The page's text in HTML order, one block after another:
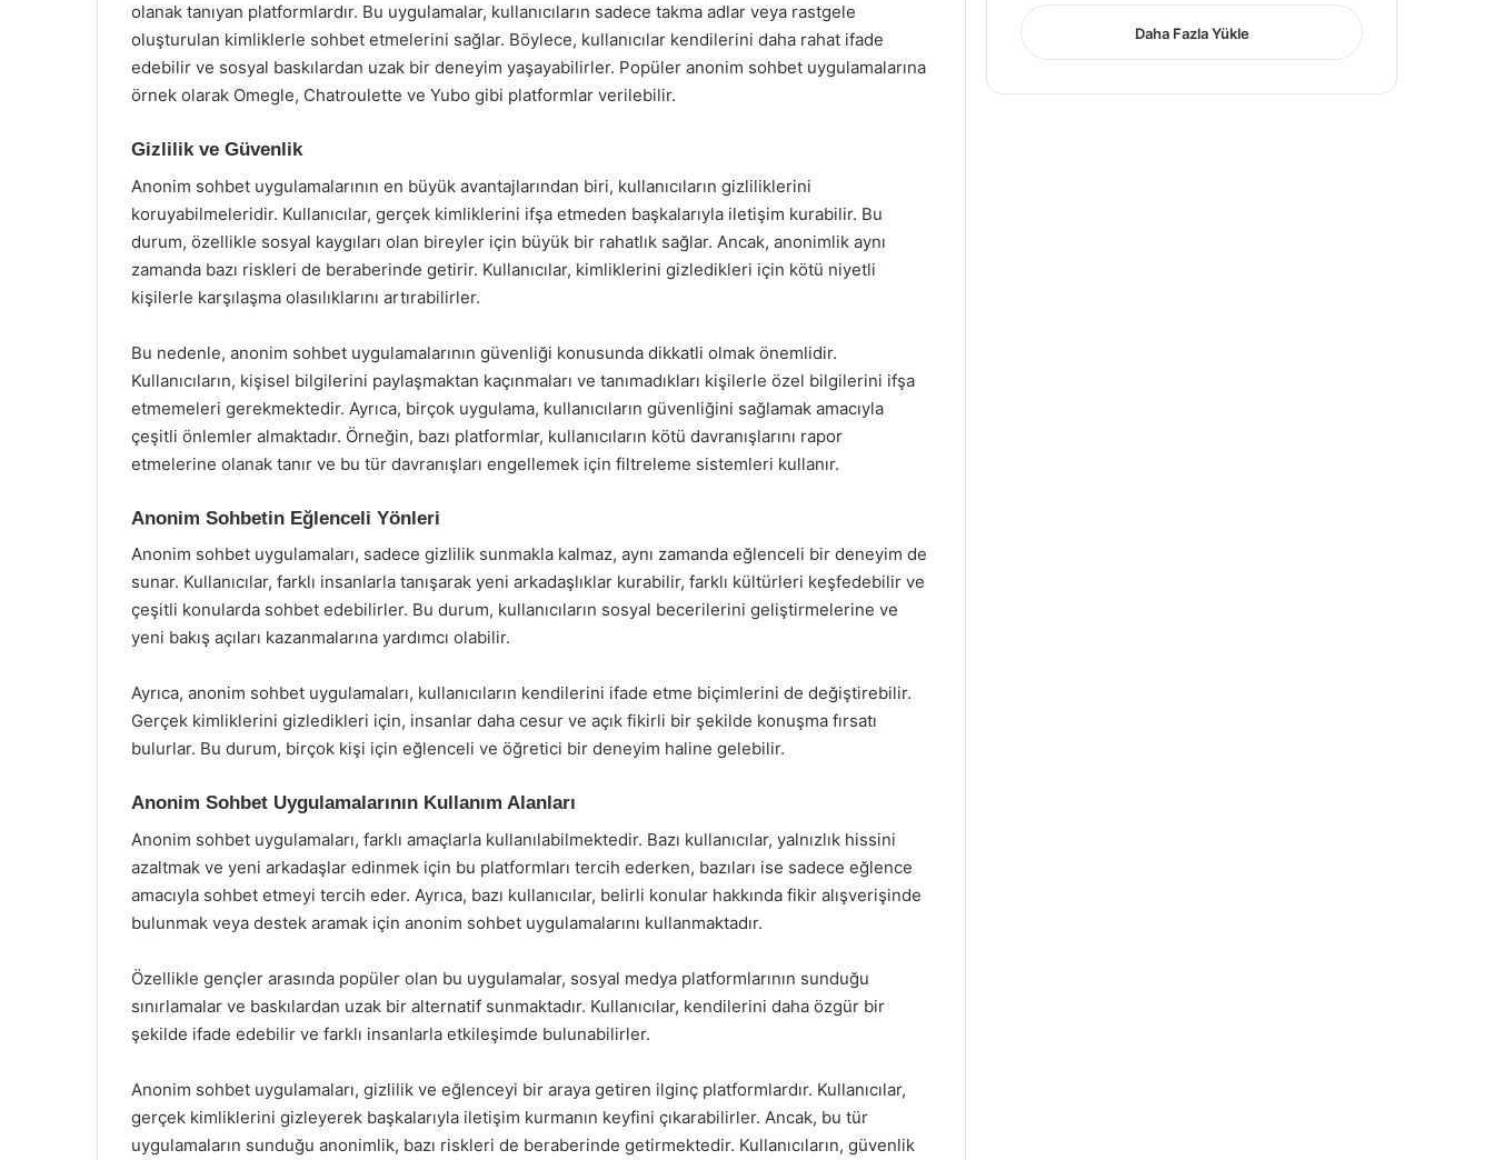
olanak tanıyan platformlardır. Bu uygulamalar, kullanıcıların sadece takma adlar veya rastgele
oluşturulan kimliklerle sohbet etmelerini sağlar. Böylece, kullanıcılar kendilerini daha rahat ifade
edebilir ve sosyal baskılardan uzak bir deneyim yaşayabilirler. Popüler anonim sohbet uygulamalarına
örnek olarak Omegle, Chatroulette ve Yubo gibi platformlar verilebilir.
Gizlilik ve Güvenlik
Anonim sohbet uygulamalarının en büyük avantajlarından biri, kullanıcıların gizliliklerini
koruyabilmeleridir. Kullanıcılar, gerçek kimliklerini ifşa etmeden başkalarıyla iletişim kurabilir. Bu
durum, özellikle sosyal kaygıları olan bireyler için büyük bir rahatlık sağlar. Ancak, anonimlik aynı
zamanda bazı riskleri de beraberinde getirir. Kullanıcılar, kimliklerini gizledikleri için kötü niyetli
kişilerle karşılaşma olasılıklarını artırabilirler.
Bu nedenle, anonim sohbet uygulamalarının güvenliği konusunda dikkatli olmak önemlidir.
Kullanıcıların, kişisel bilgilerini paylaşmaktan kaçınmaları ve tanımadıkları kişilerle özel bilgilerini ifşa
etmemeleri gerekmektedir. Ayrıca, birçok uygulama, kullanıcıların güvenliğini sağlamak amacıyla
çeşitli önlemler almaktadır. Örneğin, bazı platformlar, kullanıcıların kötü davranışlarını rapor
etmelerine olanak tanır ve bu tür davranışları engellemek için filtreleme sistemleri kullanır.
Anonim Sohbetin Eğlenceli Yönleri
Anonim sohbet uygulamaları, sadece gizlilik sunmakla kalmaz, aynı zamanda eğlenceli bir deneyim de
sunar. Kullanıcılar, farklı insanlarla tanışarak yeni arkadaşlıklar kurabilir, farklı kültürleri keşfedebilir ve
çeşitli konularda sohbet edebilirler. Bu durum, kullanıcıların sosyal becerilerini geliştirmelerine ve
yeni bakış açıları kazanmalarına yardımcı olabilir.
Ayrıca, anonim sohbet uygulamaları, kullanıcıların kendilerini ifade etme biçimlerini de değiştirebilir.
Gerçek kimliklerini gizledikleri için, insanlar daha cesur ve açık fikirli bir şekilde konuşma fırsatı
bulurlar. Bu durum, birçok kişi için eğlenceli ve öğretici bir deneyim haline gelebilir.
Anonim Sohbet Uygulamalarının Kullanım Alanları
Anonim sohbet uygulamaları, farklı amaçlarla kullanılabilmektedir. Bazı kullanıcılar, yalnızlık hissini
azaltmak ve yeni arkadaşlar edinmek için bu platformları tercih ederken, bazıları ise sadece eğlence
amacıyla sohbet etmeyi tercih eder. Ayrıca, bazı kullanıcılar, belirli konular hakkında fikir alışverişinde
bulunmak veya destek aramak için anonim sohbet uygulamalarını kullanmaktadır.
Özellikle gençler arasında popüler olan bu uygulamalar, sosyal medya platformlarının sunduğu
sınırlamalar ve baskılardan uzak bir alternatif sunmaktadır. Kullanıcılar, kendilerini daha özgür bir
şekilde ifade edebilir ve farklı insanlarla etkileşimde bulunabilirler.
Anonim sohbet uygulamaları, gizlilik ve eğlenceyi bir araya getiren ilginç platformlardır. Kullanıcılar,
gerçek kimliklerini gizleyerek başkalarıyla iletişim kurmanın keyfini çıkarabilirler. Ancak, bu tür
uygulamaların sunduğu anonimlik, bazı riskleri de beraberinde getirmektedir. Kullanıcıların, güvenlik
Daha Fazla Yükle